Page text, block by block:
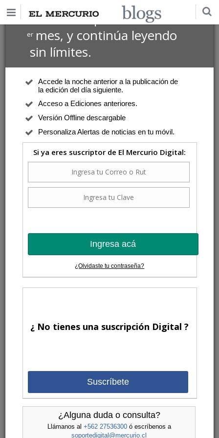
Suscríbete por $1 USD
ermes, y continúa leyendo
sin límites.
Accede la noche anterior a la publicación de
la edición del día siguiente.
Acceso a Ediciones anteriores.
Versión Offline descargable
Personaliza Alertas de noticias en tu móvil.
Si ya eres suscriptor de El Mercurio Digital:
Ingresa acá
¿Olvidaste tu contraseña?
¿ No tienes una suscripción Digital ?
Suscríbete
¿Alguna duda o consulta?
Llámanos al +562 27536300ó escríbenos a
soportedigital@mercurio.cl